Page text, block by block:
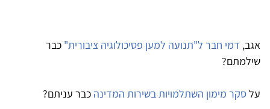
אגב, דמי חבר ל"תנועה למען פסיכולוגיה ציבורית" כבר
שילמתם?
עלסקר מימון השתלמויות בשירות המדינה כבר עניתם?